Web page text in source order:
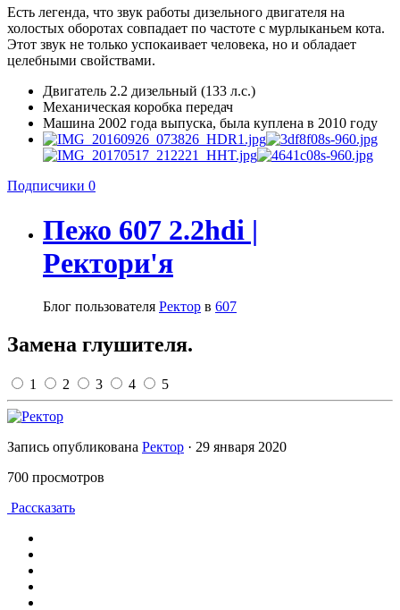
Есть легенда, что звук работы дизельного двигателя на
холостых оборотах совпадает по частоте с мурлыканьем кота.
Этот звук не только успокаивает человека, но и обладает
целебными свойствами.
Двигатель 2.2 дизельный (133 л.с.)
Механическая коробка передач
Машина 2002 года выпуска, была куплена в 2010 году
Подписчики 0
Пежо 607 2.2hdi |
Ректори'я
Блог пользователя Ректор в 607
Замена глушителя.
1 2 3 4 5
Запись опубликована Ректор · 29 января 2020
700 просмотров
Рассказать